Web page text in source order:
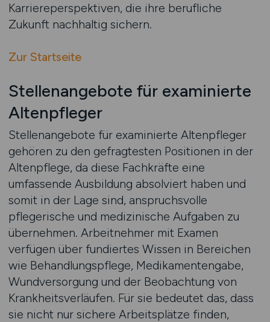
Karriereperspektiven, die ihre berufliche
Zukunft nachhaltig sichern.
Zur Startseite
Stellenangebote für examinierte
Altenpfleger
Stellenangebote für examinierte Altenpfleger
gehören zu den gefragtesten Positionen in der
Altenpflege, da diese Fachkräfte eine
umfassende Ausbildung absolviert haben und
somit in der Lage sind, anspruchsvolle
pflegerische und medizinische Aufgaben zu
übernehmen. Arbeitnehmer mit Examen
verfügen über fundiertes Wissen in Bereichen
wie Behandlungspflege, Medikamentengabe,
Wundversorgung und der Beobachtung von
Krankheitsverläufen. Für sie bedeutet das, dass
sie nicht nur sichere Arbeitsplätze finden,